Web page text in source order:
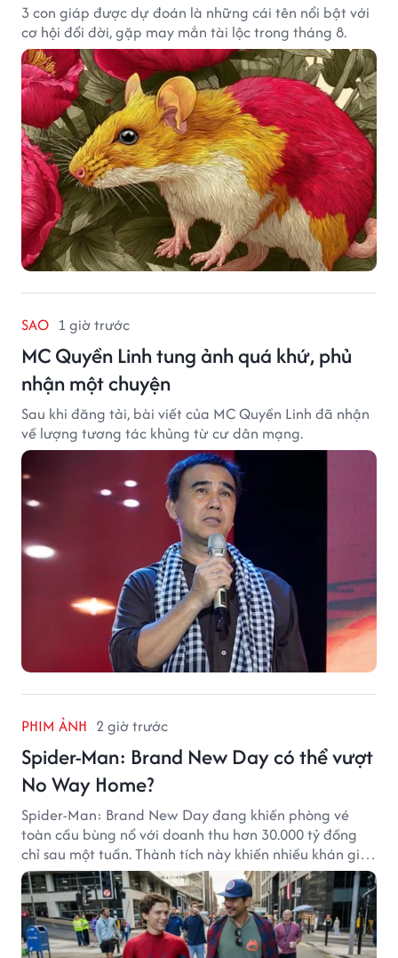
3 con giáp được dự đoán là những cái tên nổi bật với
cơ hội đổi đời, gặp may mắn tài lộc trong tháng 8.
SAO 1 giờ trước
MC Quyền Linh tung ảnh quá khứ, phủ
nhận một chuyện
Sau khi đăng tải, bài viết của MC Quyền Linh đã nhận
về lượng tương tác khủng từ cư dân mạng.
PHIM ẢNH 2 giờ trước
Spider-Man: Brand New Day có thể vượt
No Way Home?
Spider-Man: Brand New Day đang khiến phòng vé
toàn cầu bùng nổ với doanh thu hơn 30.000 tỷ đồng
chỉ sau một tuần. Thành tích này khiến nhiều khán giả
đặt câu hỏi liệu bộ phim mới của Tom Holland có thể
phá kỷ lục mà No Way Home từng thiết lập hay không.